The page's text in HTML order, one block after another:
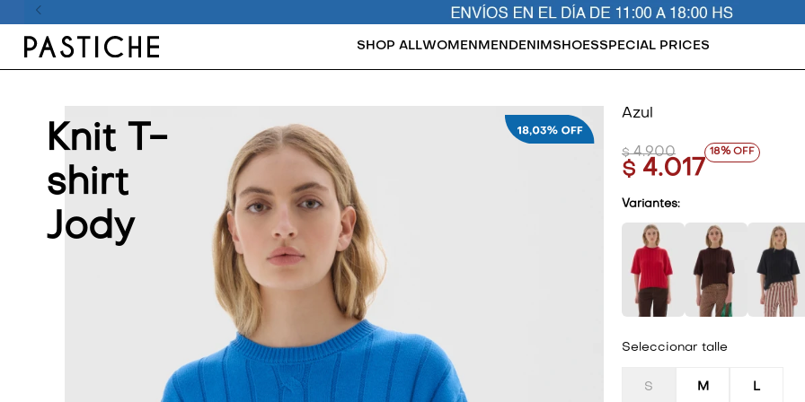
SHOP ALLWOMENMEN DENIMSHOESSPECIAL PRICES
Knit T-
shirt
Jody
Azul
$ 4.017
$ 4.900 18
Variantes:
Seleccionar talle
S M L